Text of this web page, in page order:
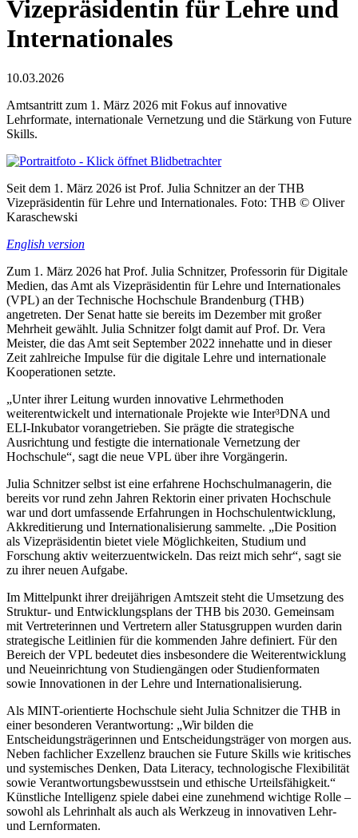
Vizepräsidentin für Lehre und
Internationales
10.03.2026
Amtsantritt zum 1. März 2026 mit Fokus auf innovative
Lehrformate, internationale Vernetzung und die Stärkung von Future
Skills.
Seit dem 1. März 2026 ist Prof. Julia Schnitzer an der THB
Vizepräsidentin für Lehre und Internationales. Foto: THB © Oliver
Karaschewski
English version
Zum 1. März 2026 hat Prof. Julia Schnitzer, Professorin für Digitale
Medien, das Amt als Vizepräsidentin für Lehre und Internationales
(VPL) an der Technische Hochschule Brandenburg (THB)
angetreten. Der Senat hatte sie bereits im Dezember mit großer
Mehrheit gewählt. Julia Schnitzer folgt damit auf Prof. Dr. Vera
Meister, die das Amt seit September 2022 innehatte und in dieser
Zeit zahlreiche Impulse für die digitale Lehre und internationale
Kooperationen setzte.
„Unter ihrer Leitung wurden innovative Lehrmethoden
weiterentwickelt und internationale Projekte wie Inter³DNA und
ELI-Inkubator vorangetrieben. Sie prägte die strategische
Ausrichtung und festigte die internationale Vernetzung der
Hochschule“, sagt die neue VPL über ihre Vorgängerin.
Julia Schnitzer selbst ist eine erfahrene Hochschulmanagerin, die
bereits vor rund zehn Jahren Rektorin einer privaten Hochschule
war und dort umfassende Erfahrungen in Hochschulentwicklung,
Akkreditierung und Internationalisierung sammelte. „Die Position
als Vizepräsidentin bietet viele Möglichkeiten, Studium und
Forschung aktiv weiterzuentwickeln. Das reizt mich sehr“, sagt sie
zu ihrer neuen Aufgabe.
Im Mittelpunkt ihrer dreijährigen Amtszeit steht die Umsetzung des
Struktur- und Entwicklungsplans der THB bis 2030. Gemeinsam
mit Vertreterinnen und Vertretern aller Statusgruppen wurden darin
strategische Leitlinien für die kommenden Jahre definiert. Für den
Bereich der VPL bedeutet dies insbesondere die Weiterentwicklung
und Neueinrichtung von Studiengängen oder Studienformaten
sowie Innovationen in der Lehre und Internationalisierung.
Als MINT-orientierte Hochschule sieht Julia Schnitzer die THB in
einer besonderen Verantwortung: „Wir bilden die
Entscheidungsträgerinnen und Entscheidungsträger von morgen aus.
Neben fachlicher Exzellenz brauchen sie Future Skills wie kritisches
und systemisches Denken, Data Literacy, technologische Flexibilität
sowie Verantwortungsbewusstsein und ethische Urteilsfähigkeit.“
Künstliche Intelligenz spiele dabei eine zunehmend wichtige Rolle –
sowohl als Lehrinhalt als auch als Werkzeug in innovativen Lehr-
und Lernformaten.